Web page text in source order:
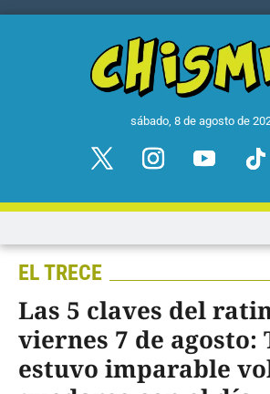
sábado, 8 de agosto de
EL TRECE
Las 5 claves del
viernes 7 de agosto:
estuvo imparable